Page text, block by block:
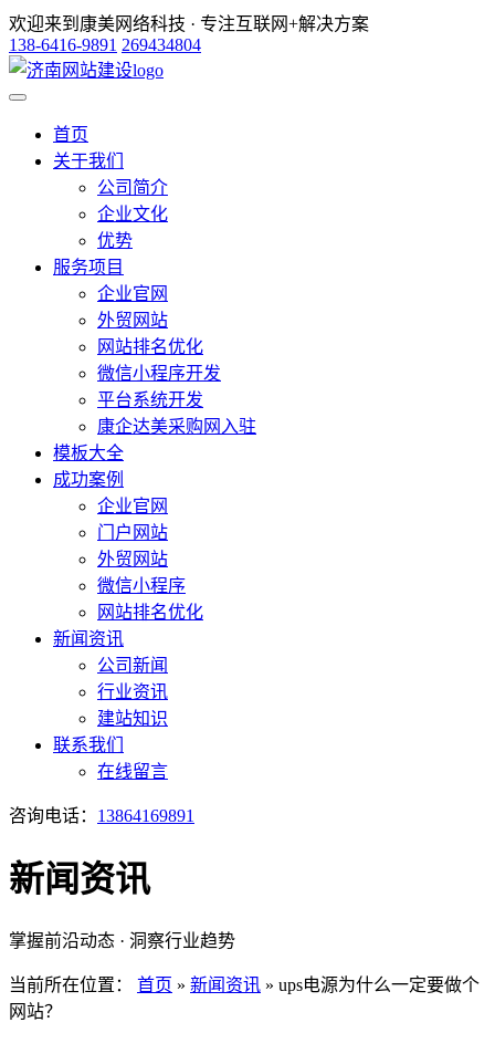
欢迎来到康美网络科技 · 专注互联网+解决方案
138-6416-9891 269434804
首页
关于我们
公司简介
企业文化
优势
服务项目
企业官网
外贸网站
网站排名优化
微信小程序开发
平台系统开发
康企达美采购网入驻
模板大全
成功案例
企业官网
门户网站
外贸网站
微信小程序
网站排名优化
新闻资讯
公司新闻
行业资讯
建站知识
联系我们
在线留言
咨询电话： 13864169891
新闻资讯
掌握前沿动态 · 洞察行业趋势
当前所在位置： 首页 » 新闻资讯 » ups电源为什么一定要做个
网站？